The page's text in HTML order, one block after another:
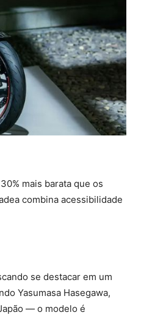
mais barata que os
combina acessibilidade
se destacar em um
Yasumasa Hasegawa,
— o modelo é